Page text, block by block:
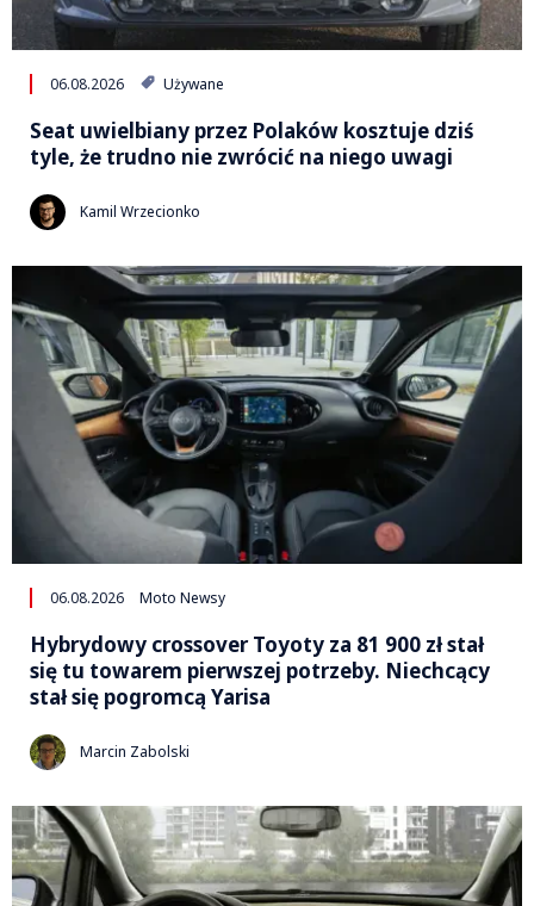
06.08.2026 Używane
Seat uwielbiany przez Polaków kosztuje dziś
tyle, że trudno nie zwrócić na niego uwagi
Kamil Wrzecionko
06.08.2026 Moto Newsy
Hybrydowy crossover Toyoty za 81 900 zł stał
się tu towarem pierwszej potrzeby. Niechcący
stał się pogromcą Yarisa
Marcin Zabolski